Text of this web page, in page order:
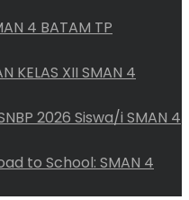
4 BATAM TP
KELAS XII SMAN 4
2026 Siswa/i SMAN 4
to School: SMAN 4